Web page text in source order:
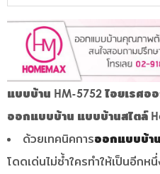
แบบบ้าน HM-5752 ไอยเรศอ
ออกแบบบ้าน แบบบ้านสไตล์
ด้วยเทคนิคการออกแบบบ้าน
โดดเด่นไม่ซ้ำใครทำให้เป็นอีก